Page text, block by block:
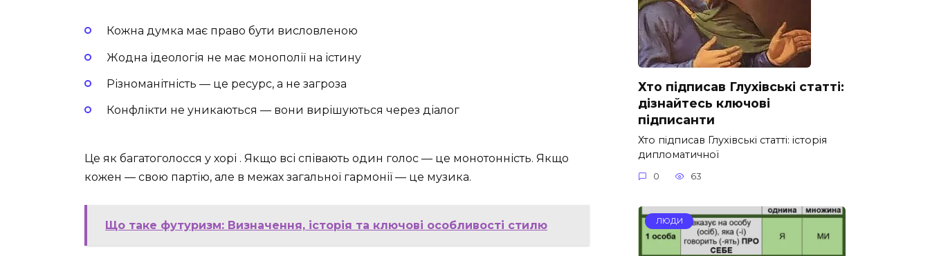
Кожна думка має право бути висловленою ️
Жодна ідеологія не має монополії на істину
Різноманітність — це ресурс, а не загроза
Конфлікти не уникаються — вони вирішуються через діалог
Це як багатоголосся у хорі . Якщо всі співають один голос — це монотонність. Якщо
кожен — свою партію, але в межах загальної гармонії — це музика.
Що таке футуризм: Визначення, історія та ключові особливості стилю
Хто підписав Глухівські статті:
дізнайтесь ключові
підписанти
Хто підписав Глухівські статті: історія
дипломатичної
0 63
ЛЮДИ